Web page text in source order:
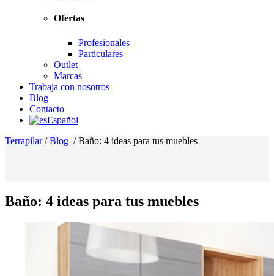
Ofertas
Profesionales
Particulares
Outlet
Marcas
Trabaja con nosotros
Blog
Contacto
Español
Terrapilar/Blog /Baño: 4 ideas para tus muebles
Baño: 4 ideas para tus muebles